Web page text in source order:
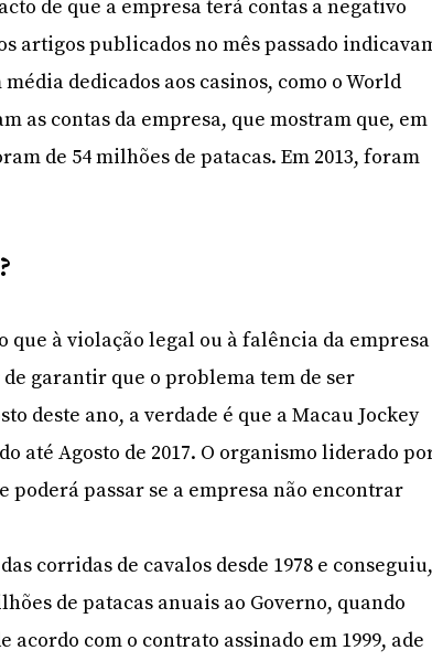
de que a empresa terá contas a negativo
artigos publicados no mês passado
dedicados aos casinos, como o World
as contas da empresa, que mostram que, em
de 54 milhões de patacas. Em 2013, foram
que à violação legal ou à falência da empresa
garantir que o problema tem de ser
deste ano, a verdade é que a Macau Jockey
até Agosto de 2017. O organismo liderado
poderá passar se a empresa não encontrar
corridas de cavalos desde 1978 e
de patacas anuais ao Governo, quando
acordo com o contrato assinado em 1999, ade